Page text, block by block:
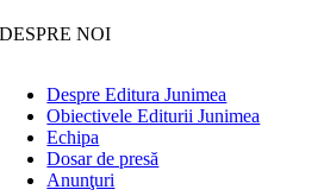
DESPRE NOI
Despre Editura Junimea
Obiectivele Editurii Junimea
Echipa
Dosar de presă
Anunţuri